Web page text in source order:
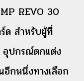
REVO 30
ด สำหรับผู้ที่
อุปกรณ์ตกแต่ง
กหนึ่งทางเลือก